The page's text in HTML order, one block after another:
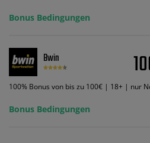
ein und wir geben Ihnen die
Wett-Credits, wenn Sie qualifizierende
Wett-Credits aus. Es gelten die AGB,
Code VIPANGEBOT kann während der
ändert dies den Angebotsbetrag in keinster
Bonus Bedingungen
Bwin
100% Bonus von bis zu 100€ | 18+ | nur
Bonus Bedingungen